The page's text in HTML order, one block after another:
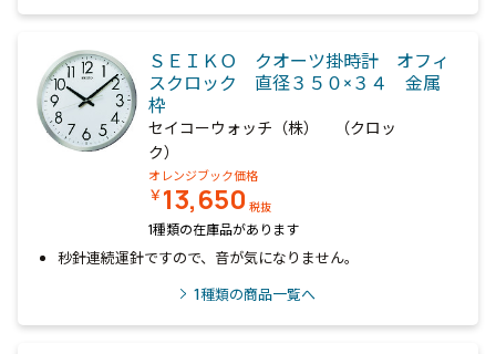
ＳＥＩＫＯ クオーツ掛時計 オフィ
スクロック 直径３５０×３４ 金属
枠
セイコーウォッチ（株） （クロッ
ク）
オレンジブック価格
￥13,650 税抜
1種類の在庫品があります
秒針連続運針ですので、音が気になりません。
1種類の商品一覧へ